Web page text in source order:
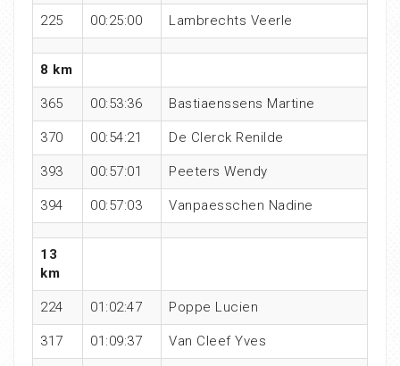
225 00:25:00 Lambrechts Veerle
8 km
365 00:53:36 Bastiaenssens Martine
370 00:54:21 De Clerck Renilde
393 00:57:01 Peeters Wendy
394 00:57:03 Vanpaesschen Nadine
13
km
224 01:02:47 Poppe Lucien
317 01:09:37 Van Cleef Yves